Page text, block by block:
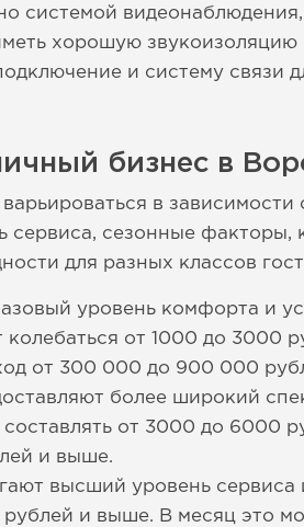
системой
хорошую
и систему связи
бизнес в
в зависимости
сервиса, сезонные факторы,
для разных классов
уровень комфорта и
от 1000 до 3000
от 300 000 до 900 000
более широкий
от 3000 до 6000
и выше.
высший уровень
и выше. В месяц это